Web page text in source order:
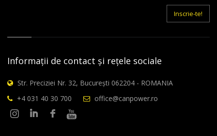
Inscrie-te!
Informații de contact și rețele sociale
Str. Preciziei Nr. 32, București 062204 - ROMANIA
+4 031 40 30 700
office@canpower.ro